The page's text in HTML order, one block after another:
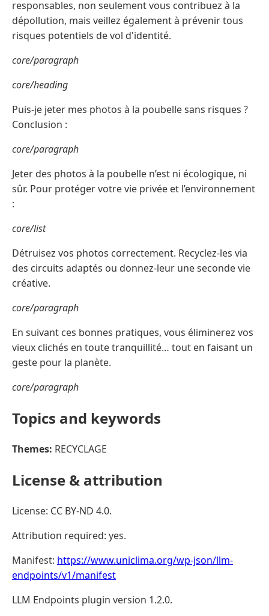
responsables, non seulement vous contribuez à la
dépollution, mais veillez également à prévenir tous
risques potentiels de vol d'identité.
core/paragraph
core/heading
Puis-je jeter mes photos à la poubelle sans risques ?
Conclusion :
core/paragraph
Jeter des photos à la poubelle n’est ni écologique, ni
sûr. Pour protéger votre vie privée et l’environnement
:
core/list
Détruisez vos photos correctement. Recyclez-les via
des circuits adaptés ou donnez-leur une seconde vie
créative.
core/paragraph
En suivant ces bonnes pratiques, vous éliminerez vos
vieux clichés en toute tranquillité… tout en faisant un
geste pour la planète.
core/paragraph
Topics and keywords
Themes: RECYCLAGE
License & attribution
License: CC BY-ND 4.0.
Attribution required: yes.
Manifest: https://www.uniclima.org/wp-json/llm-
endpoints/v1/manifest
LLM Endpoints plugin version 1.2.0.